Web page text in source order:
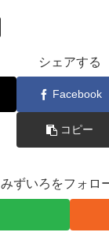
シェアする
Facebook
コピー
みずいろをフォロ